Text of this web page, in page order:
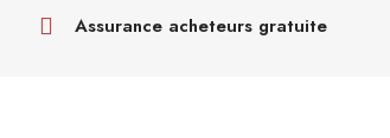
Assurance acheteurs gratuite